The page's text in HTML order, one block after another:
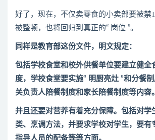
好了，现在，不仅卖零食的小卖部要被禁
被整顿，也将回归到真正的“ 岗位 ”。
同样是教育部这份文件，明文规定：
包括学校食堂和校外供餐单位要建立健全
度，学校食堂要实施“ 明厨亮灶 ”和分餐
关负责人陪餐制度和家长陪餐制度等内容。
并且还要对营养有着充分保障。包括对学
类、烹调方法，并要求学校对学生，要有
指导人员的配备等等方面。